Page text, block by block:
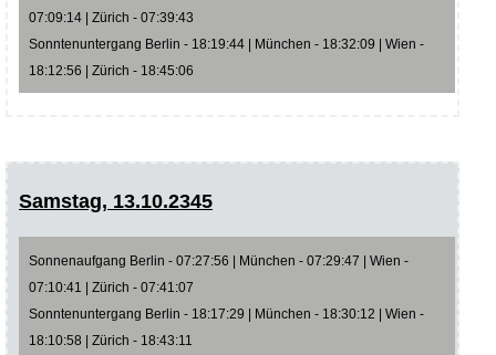
07:09:14 | Zürich - 07:39:43
Sonntenuntergang Berlin - 18:19:44 | München - 18:32:09 | Wien -
18:12:56 | Zürich - 18:45:06
Samstag, 13.10.2345
Sonnenaufgang Berlin - 07:27:56 | München - 07:29:47 | Wien -
07:10:41 | Zürich - 07:41:07
Sonntenuntergang Berlin - 18:17:29 | München - 18:30:12 | Wien -
18:10:58 | Zürich - 18:43:11